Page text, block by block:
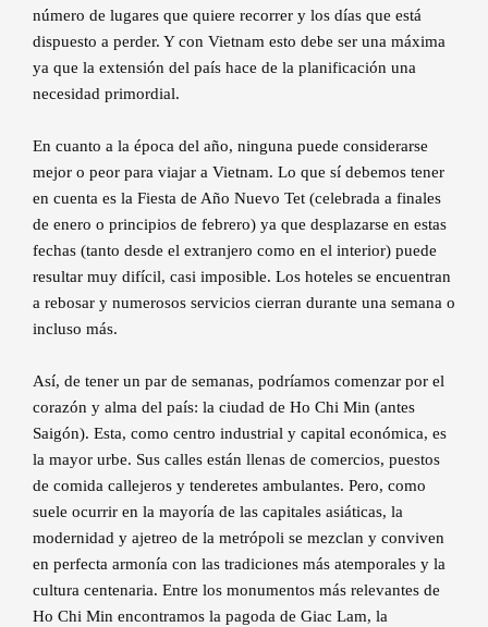
número de lugares que quiere recorrer y los días que está
dispuesto a perder. Y con Vietnam esto debe ser una máxima
ya que la extensión del país hace de la planificación una
necesidad primordial.
En cuanto a la época del año, ninguna puede considerarse
mejor o peor para viajar a Vietnam. Lo que sí debemos tener
en cuenta es la Fiesta de Año Nuevo Tet (celebrada a finales
de enero o principios de febrero) ya que desplazarse en estas
fechas (tanto desde el extranjero como en el interior) puede
resultar muy difícil, casi imposible. Los hoteles se encuentran
a rebosar y numerosos servicios cierran durante una semana o
incluso más.
Así, de tener un par de semanas, podríamos comenzar por el
corazón y alma del país: la ciudad de Ho Chi Min (antes
Saigón). Esta, como centro industrial y capital económica, es
la mayor urbe. Sus calles están llenas de comercios, puestos
de comida callejeros y tenderetes ambulantes. Pero, como
suele ocurrir en la mayoría de las capitales asiáticas, la
modernidad y ajetreo de la metrópoli se mezclan y conviven
en perfecta armonía con las tradiciones más atemporales y la
cultura centenaria. Entre los monumentos más relevantes de
Ho Chi Min encontramos la pagoda de Giac Lam, la